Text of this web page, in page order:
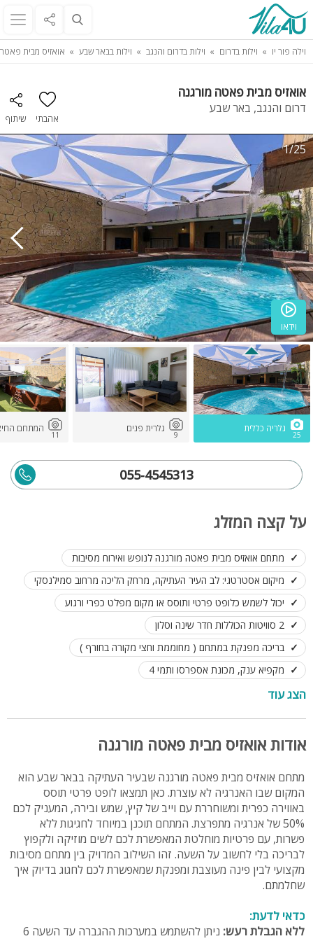
וילה פור יו וילות בדרום וילות בדרום והנגב וילות בבאר שבע אואזיס מבית
אואזיס מבית פאטה מורגנה
דרום והנגב, באר שבע
אהבתי שיתוף
וידאו
1/25
25
גלריה כללית
9
גלרית פנים
11
המתחם
055-4545313
על קצה המזלג
מתחם אואזיס מבית פאטה מורגנה לנופש ואירוח מסיבות
מיקום אסטרטגי: לב העיר העתיקה, מרחק הליכה מרחוב סמילנסקי
יכול לשמש כלופט פרטי ותוסס או מקום מפלט כפרי ורגוע
2 סוויטות הכוללות חדר שינה וסלון
בריכה מפנקת במתחם ( מחוממת וחצי מקורה בחורף )
מקפיא ענק, מכונת אספרסו ותמי 4
עמדת די-ג'יי, קריוקי עם 2 מיקרופונים ומערכת לייזרים
תאורה צבעונית ומערכות לייזרים
הצג עוד
אודות אואזיס מבית פאטה מורגנה
מתחם אואזיס מבית פאטה מורגנה שבעיר העתיקה בבאר שבע הוא
המקום שבו האנרגיה לא עוצרת. כאן תמצאו לופט פרטי תוסס
באווירה כפרית ומשוחררת עם וייב של קיץ, שמש ובירה, המעניק לכם
50% של אנרגיה מתפרצת. המתחם תוכנן במיוחד לחגיגות ללא
פשרות, עם פרטיות מוחלטת המאפשרת לכם לשים מוזיקה ולקפוץ
לבריכה בלי לחשוב על השעה. זהו השילוב המדויק בין מתחם מסיבות
מקצועי לבין פינה מעוצבת ומפנקת שמאפשרת לכם לחגוג בדיוק איך
שחלמתם.
כדאי לדעת:
ללא הגבלת רעש:
ניתן להשתמש במערכות ההגברה עד השעה 6